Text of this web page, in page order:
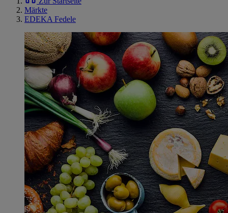
Märkte
EDEKA Fedele